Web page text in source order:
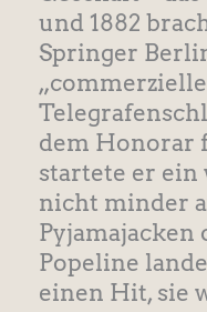
und 1882
Springer
dem Honorar
startete er ein
nicht minder
Pyjamajacken
Popeline
einen Hit, sie